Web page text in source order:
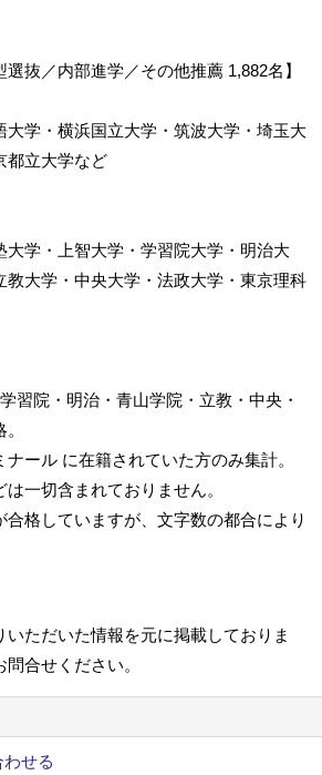
選抜／内部進学／その他推薦 1,882名】
大学・横浜国立大学・筑波大学・埼玉大
都立大学など
大学・上智大学・学習院大学・明治大
教大学・中央大学・法政大学・東京理科
習院・明治・青山学院・立教・中央・
ール に在籍されていた方のみ集計。
一切含まれておりません。
格していますが、文字数の都合により
ただいた情報を元に掲載しておりま
合せください。
せる